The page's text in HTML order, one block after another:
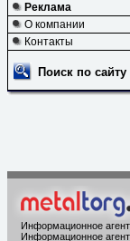
Реклама
О компании
Контакты
Поиск по сайту
Информационное
Информационное